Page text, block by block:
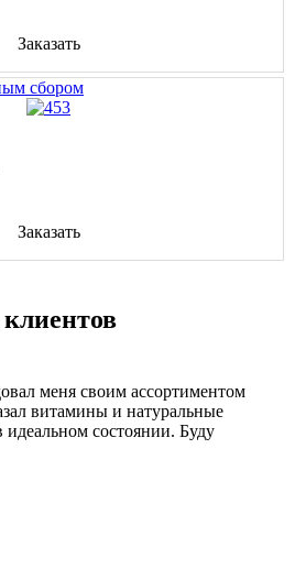
Заказать
сбором
Заказать
меня своим ассортиментом
витамины и натуральные
состоянии. Буду